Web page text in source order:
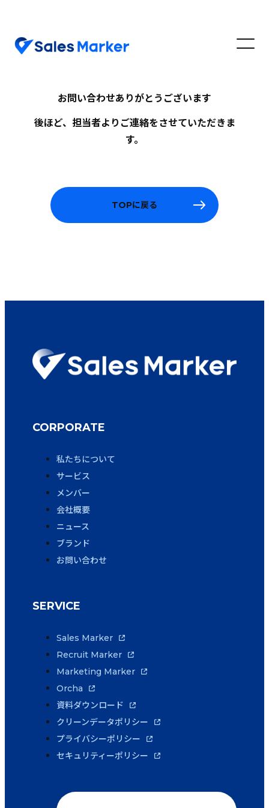
お問い合わせありがとうございます
後ほど、担当者よりご連絡をさせていただきま
す。
TOPに戻る
CORPORATE
私たちについて
サービス
メンバー
会社概要
ニュース
ブランド
お問い合わせ
SERVICE
Sales Marker
Recruit Marker
Marketing Marker
Orcha
資料ダウンロード
クリーンデータポリシー
プライバシーポリシー
セキュリティーポリシー